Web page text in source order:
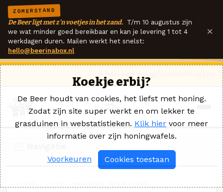
ZOMERSTAND
De Beer ligt met z'n voetjes in het zand. T/m 10 augustus zijn
we wat minder goed bereikbaar en kan je levering 1 tot 4
werkdagen duren. Mailen werkt het snelst:
hello@beerinabox.nl
×
Koekje erbij?
De Beer houdt van cookies, het liefst met honing.
Zodat zijn site super werkt en om lekker te
grasduinen in webstatistieken. Klik hier voor meer
informatie over zijn honingwafels.
Voorkeuren Cookies toestaan